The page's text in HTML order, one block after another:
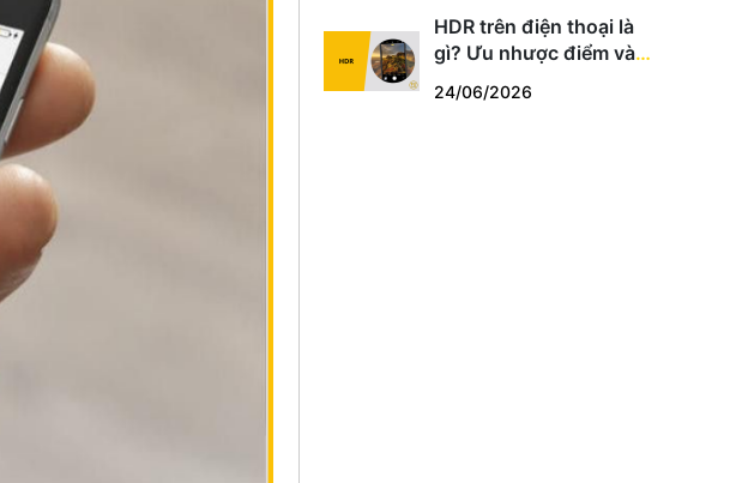
HDR trên điện thoại là
gì? Ưu nhược điểm và
24/06/2026